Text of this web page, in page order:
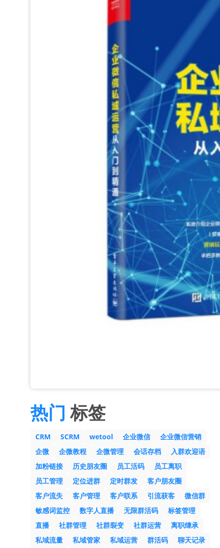
热门 标签
CRM SCRM wetool 企业微信
企业微信营销
企微
企微教程 企微管理 会话存档
入群欢迎语
加粉链接
历史朋友圈 员工活码
员工离职
员工管理
定位进群 定时群发
客户朋友圈
客户流失
客户管理 客户联系 引流获客
微信群
敏感词监控
数字人直播 无限群活码
标签管理
直播
社群管理 社群裂变 社群运营
离职继承
私域流量
私域管家 私域运营 群活码 聊天记录